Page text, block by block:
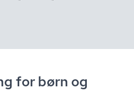
for børn og